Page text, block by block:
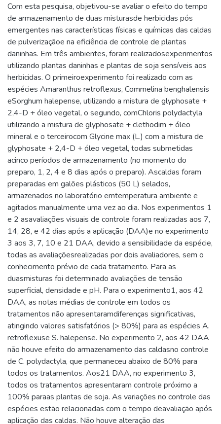
Com esta pesquisa, objetivou-se avaliar o efeito do tempo
de armazenamento de duas misturasde herbicidas pós
emergentes nas características físicas e químicas das caldas
de pulverizaçãoe na eficiência de controle de plantas
daninhas. Em três ambientes, foram realizadosexperimentos
utilizando plantas daninhas e plantas de soja sensíveis aos
herbicidas. O primeiroexperimento foi realizado com as
espécies Amaranthus retroflexus, Commelina benghalensis
eSorghum halepense, utilizando a mistura de glyphosate +
2,4-D + óleo vegetal, o segundo, comChloris polydactyla
utilizando a mistura de glyphosate + clethodim + óleo
mineral e o terceirocom Glycine max (L.) com a mistura de
glyphosate + 2,4-D + óleo vegetal, todas submetidas
acinco períodos de armazenamento (no momento do
preparo, 1, 2, 4 e 8 dias após o preparo). Ascaldas foram
preparadas em galões plásticos (50 L) selados,
armazenados no laboratório emtemperatura ambiente e
agitados manualmente uma vez ao dia. Nos experimentos 1
e 2 asavaliações visuais de controle foram realizadas aos 7,
14, 28, e 42 dias após a aplicação (DAA)e no experimento
3 aos 3, 7, 10 e 21 DAA, devido a sensibilidade da espécie,
todas as avaliaçõesrealizadas por dois avaliadores, sem o
conhecimento prévio de cada tratamento. Para as
duasmisturas foi determinado avaliações de tensão
superficial, densidade e pH. Para o experimento1, aos 42
DAA, as notas médias de controle em todos os
tratamentos não apresentaramdiferenças significativas,
atingindo valores satisfatórios (> 80%) para as espécies A.
retroflexuse S. halepense. No experimento 2, aos 42 DAA
não houve efeito do armazenamento das caldasno controle
de C. polydactyla, que permaneceu abaixo de 80% para
todos os tratamentos. Aos21 DAA, no experimento 3,
todos os tratamentos apresentaram controle próximo a
100% paraas plantas de soja. As variações no controle das
espécies estão relacionadas com o tempo deavaliação após
aplicação das caldas. Não houve alteração das